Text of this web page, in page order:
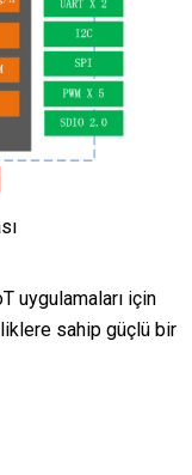
uygulamaları için
sahip güçlü bir